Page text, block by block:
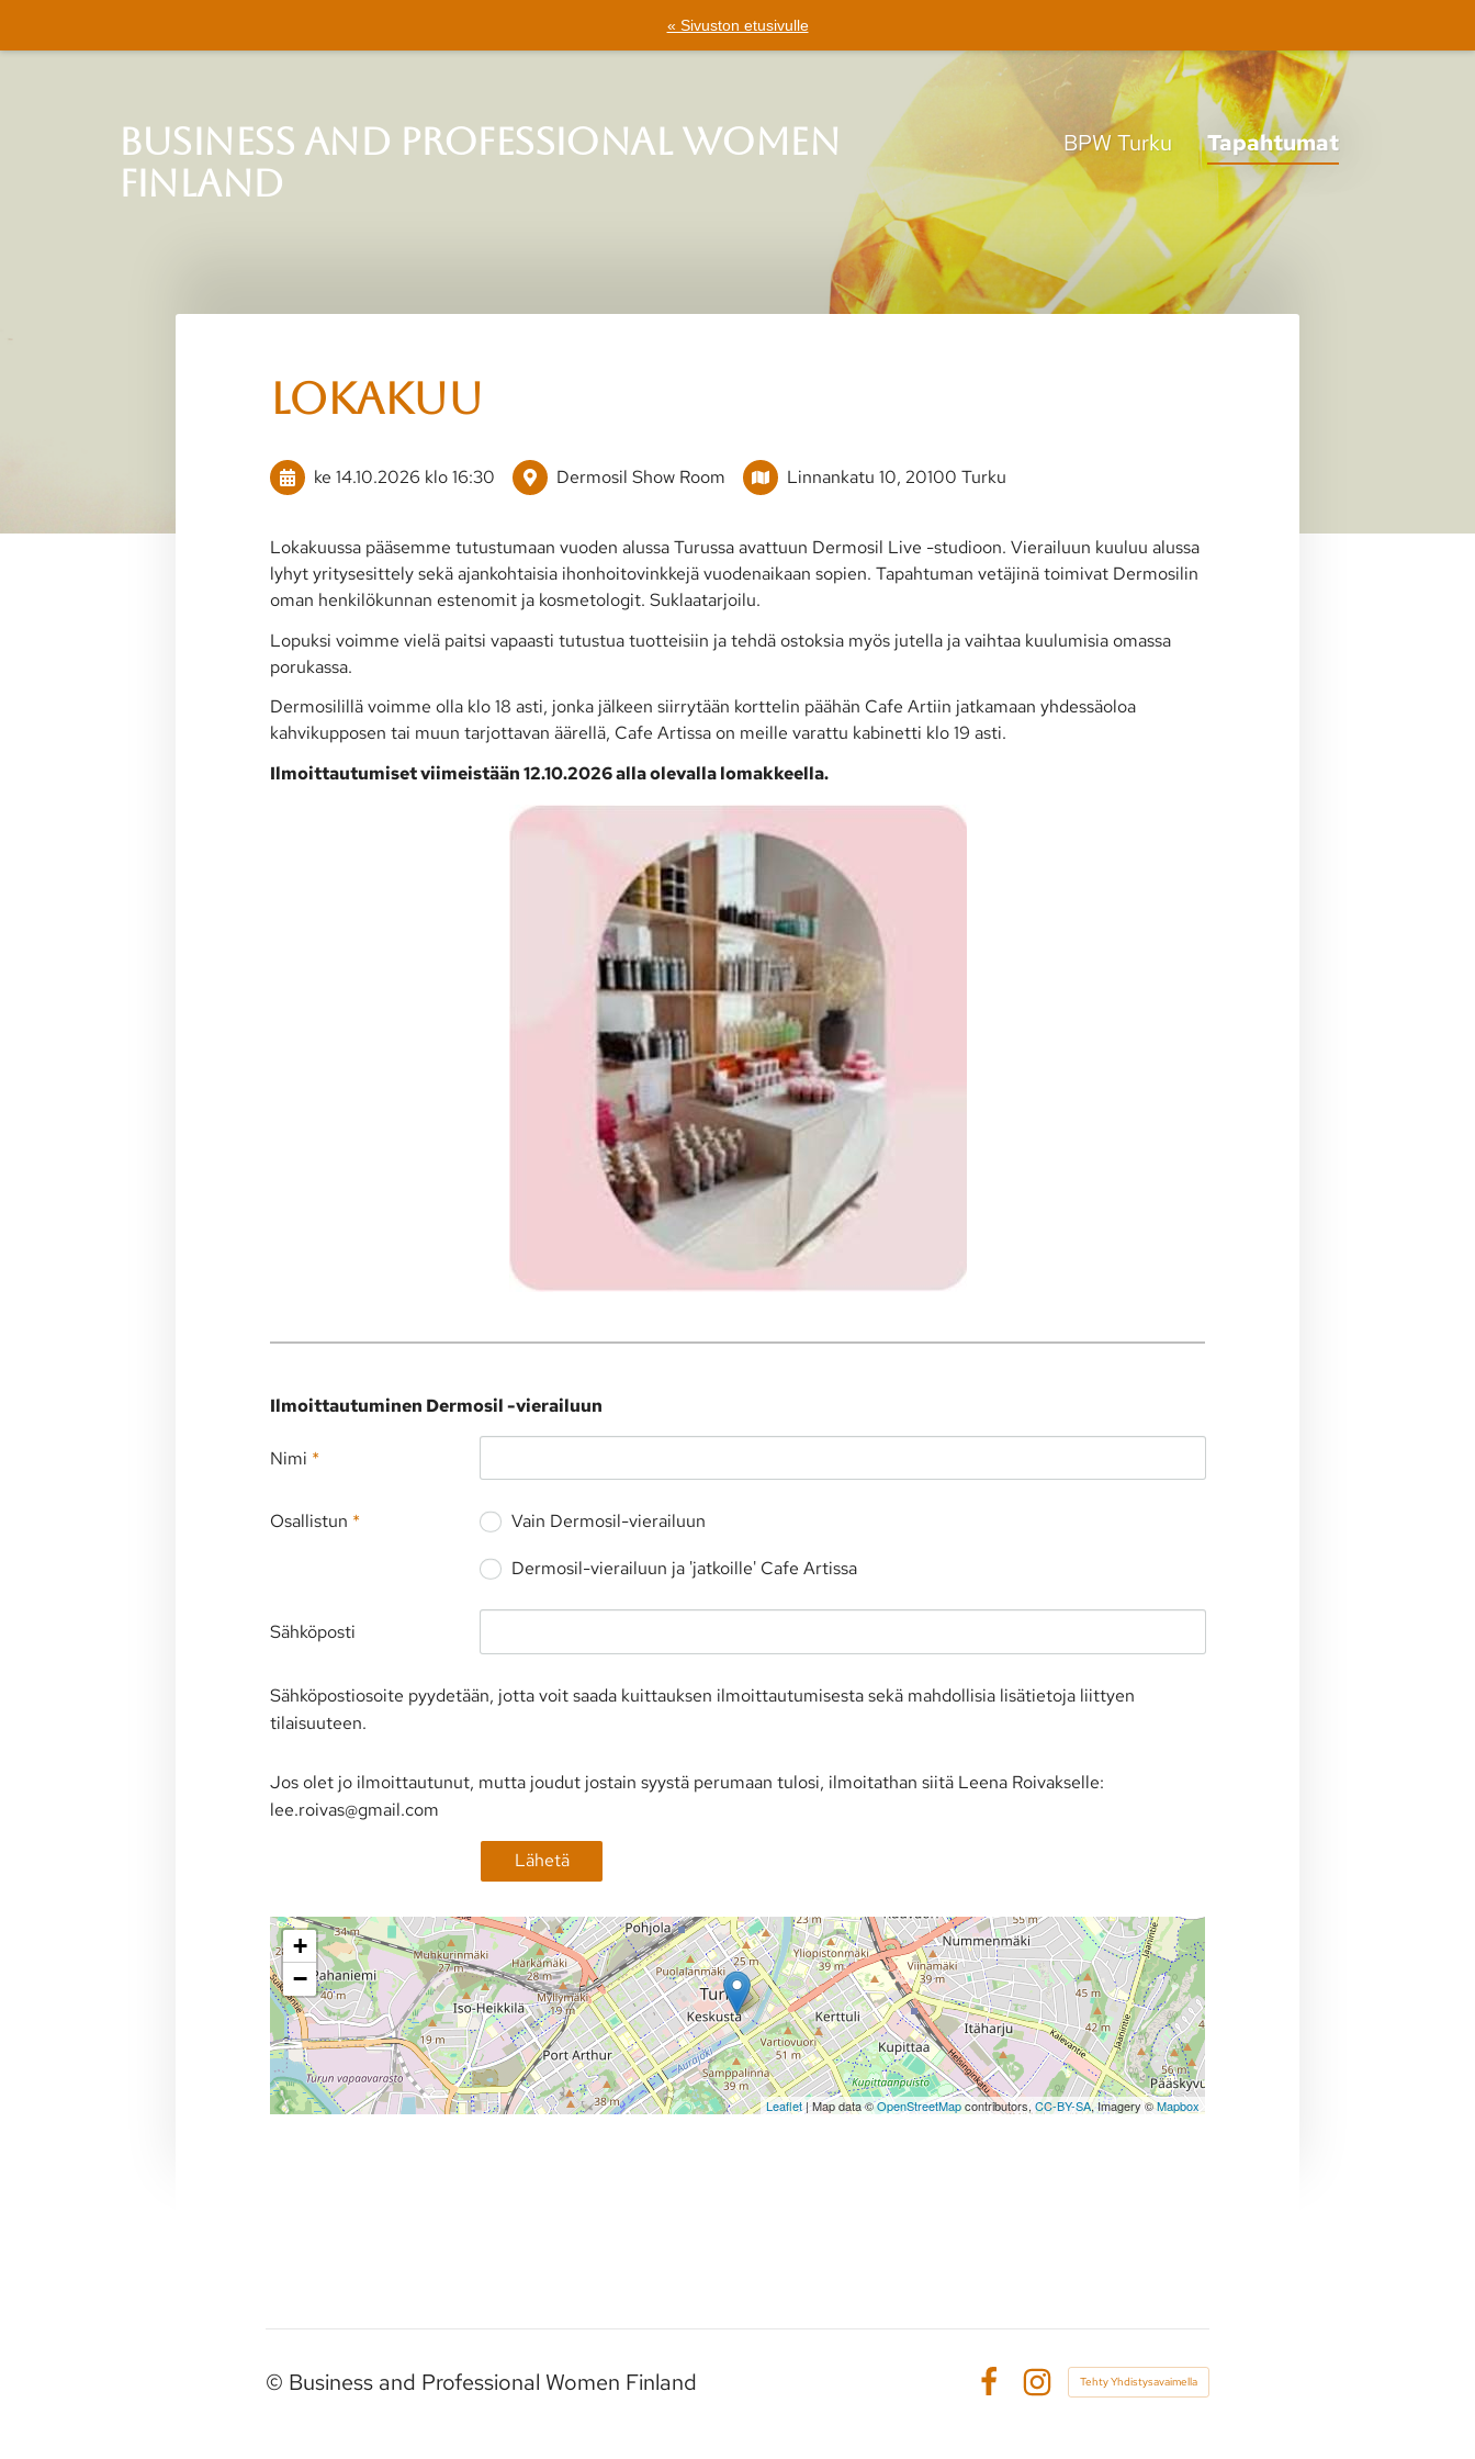
sivun
« Sivuston etusivulle
Business and Professional Women
Finland
BPW Turku Tapahtumat
LOKAKUU
ke 14.10.2026 klo 16:30 Dermosil Show Room Linnankatu 10, 20100 Turku
Lokakuussa pääsemme tutustumaan vuoden alussa Turussa avattuun Dermosil Live -studioon. Vierailuun kuuluu alussa
lyhyt yritysesittely sekä ajankohtaisia ihonhoitovinkkejä vuodenaikaan sopien. Tapahtuman vetäjinä toimivat Dermosilin
oman henkilökunnan estenomit ja kosmetologit. Suklaatarjoilu.
Lopuksi voimme vielä paitsi vapaasti tutustua tuotteisiin ja tehdä ostoksia myös jutella ja vaihtaa kuulumisia omassa
porukassa.
Dermosilillä voimme olla klo 18 asti, jonka jälkeen siirrytään korttelin päähän Cafe Artiin jatkamaan yhdessäoloa
kahvikupposen tai muun tarjottavan äärellä, Cafe Artissa on meille varattu kabinetti klo 19 asti.
Ilmoittautumiset viimeistään 12.10.2026 alla olevalla lomakkeella.
Ilmoittautuminen Dermosil -vierailuun
Nimi *
Osallistun * Vain Dermosil-vierailuun
Dermosil-vierailuun ja 'jatkoille' Cafe Artissa
Sähköposti
Sähköpostiosoite pyydetään, jotta voit saada kuittauksen ilmoittautumisesta sekä mahdollisia lisätietoja liittyen
tilaisuuteen.
Jos olet jo ilmoittautunut, mutta joudut jostain syystä perumaan tulosi, ilmoitathan siitä Leena Roivakselle:
lee.roivas@gmail.com
Lähetä
+
−
Leaflet| Map data ©OpenStreetMapcontributors, CC-BY-SA, Imagery ©Mapbox
© Business and Professional Women Finland
FacebookInstagram
Tehty Yhdistysavaimella